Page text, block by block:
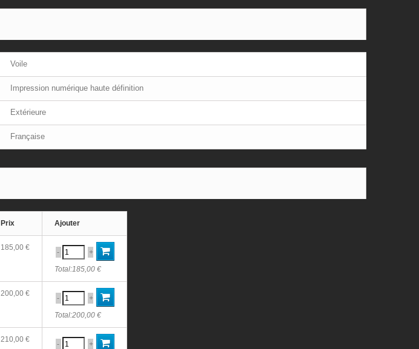
Voile
Impression numérique haute définition
Extérieure
Française
Prix Ajouter
185,00 €
-
+
Total:185,00 €
200,00 €
-
+
Total:200,00 €
210,00 €
-
+